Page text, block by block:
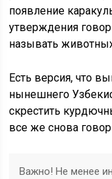
появление
утверждения
называть
Есть версия, что
нынешнего
скрестить
все же снова
Важно! Не менее